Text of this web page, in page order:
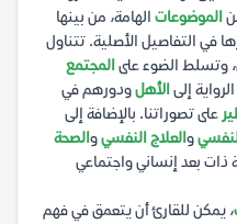
الموضوعات الهامة، من بينها
في التفاصيل الأصلية. تتناول
وتسلط الضوء علىالمجتمع
إلىالأهلودورهم في
على تصوراتنا. بالإضافة إلى
والعلاج النفسيوالصحة
ذات بعد إنساني واجتماعي
، يمكن للقارئ أن يتعمق في فهم